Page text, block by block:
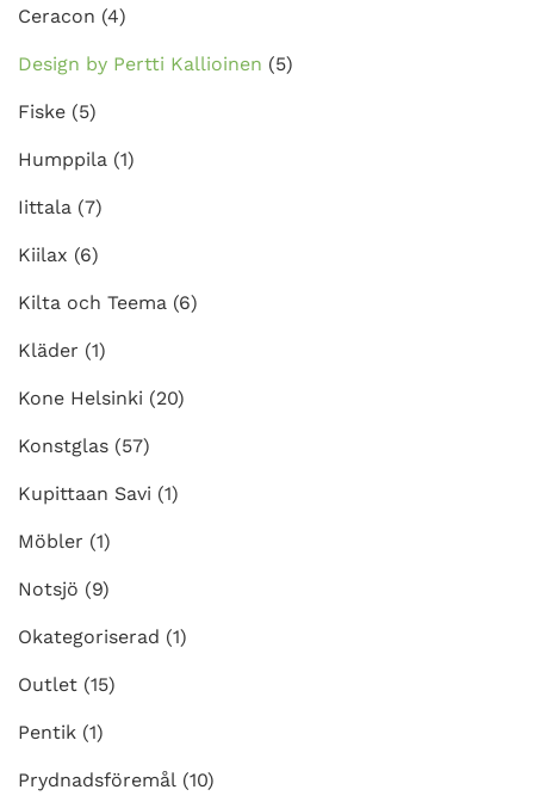
Ceracon (4)
Design by Pertti Kallioinen (5)
Fiske (5)
Humppila (1)
Iittala (7)
Kiilax (6)
Kilta och Teema (6)
Kläder (1)
Kone Helsinki (20)
Konstglas (57)
Kupittaan Savi (1)
Möbler (1)
Notsjö (9)
Okategoriserad (1)
Outlet (15)
Pentik (1)
Prydnadsföremål (10)